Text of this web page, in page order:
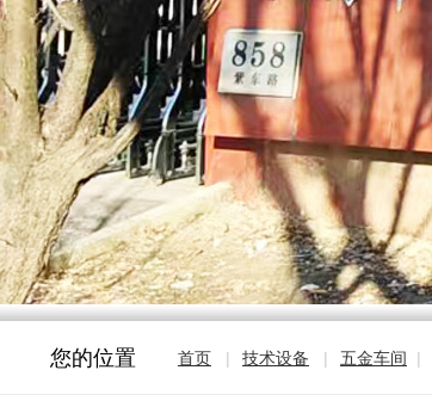
您的位置 首页 | 技术设备 | 五金车间 |